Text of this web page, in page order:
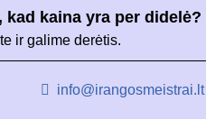
kad kaina yra per didelė?
ir galime derėtis.
info@irangosmeistrai.lt